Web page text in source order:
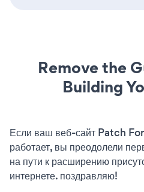
Remove the
Building
Если ваш веб-сайт Patch
работает, вы преодолели
на пути к расширению
интернете. поздравляю!